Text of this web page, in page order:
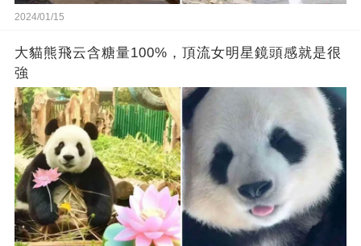
2024/01/15
大貓熊飛云含糖量100%，頂流女明星鏡頭感就是很
強